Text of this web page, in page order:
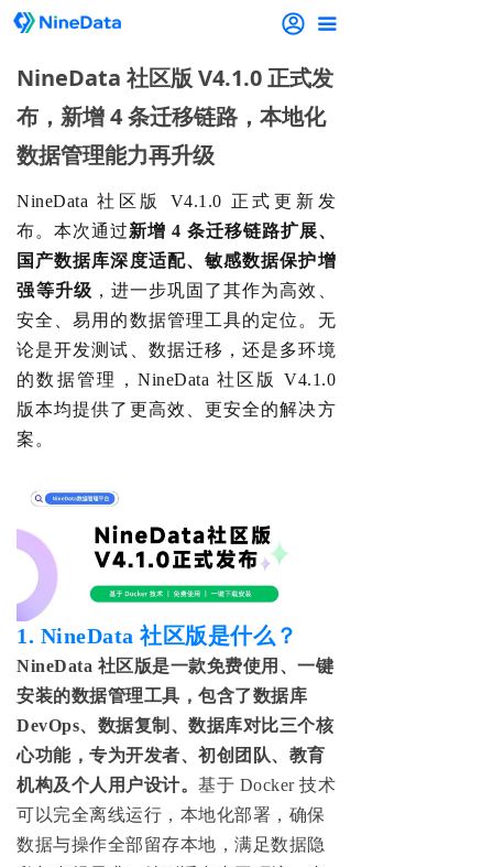
끀
NineData 社区版 V4.1.0 正式发
布，新增 4 条迁移链路，本地化
数据管理能力再升级
NineData 社区版
V4.1.0 正式更新发
布。本次通过新增 4 条迁移链路扩展、
国产数据库深度适配、敏感数据保护增
强‌等升级 ，进一步巩固了其作为高效、
安全、易用的数据管理工具的定位。 无
论是开发测试、数据迁移，还是多环境
的数据管理，NineData 社区版V4.1.0
版本均提供了更高效、更安全的解决方
案。
1. NineData 社区版是什么？
NineData 社区版是一款免费使用、一键
安装的数据管理工具， 包含了数据库
DevOps、数据复制、数据库对比三个核
心功能，专为开发者、初创团队、教育
机构及个人用户设计。 基于 Docker 技术
可以完全离线运行，本地化部署，确保
数据与操作全部留存本地， 满足数据隐